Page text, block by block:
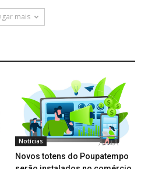
mais
Notícias
Novos totens do Poupatempo